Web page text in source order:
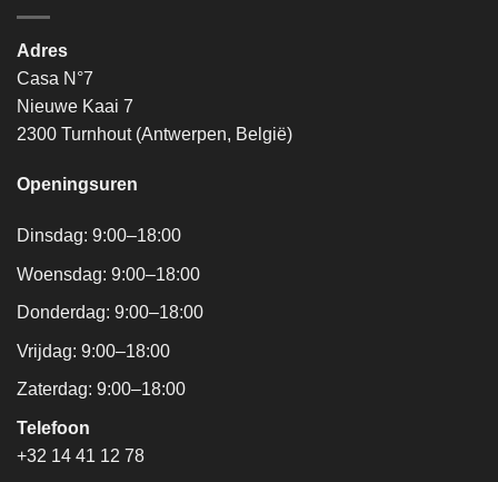
Adres
Casa N°7
Nieuwe Kaai 7
2300 Turnhout (Antwerpen, België)
Openingsuren
Dinsdag: 9:00–18:00
Woensdag: 9:00–18:00
Donderdag: 9:00–18:00
Vrijdag: 9:00–18:00
Zaterdag: 9:00–18:00
Telefoon
+32 14 41 12 78